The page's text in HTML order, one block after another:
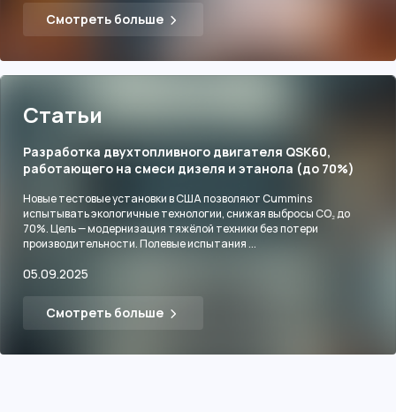
Смотреть больше
Статьи
Разработка двухтопливного двигателя QSK60,
работающего на смеси дизеля и этанола (до 70%)
Новые тестовые установки в США позволяют Cummins
испытывать экологичные технологии, снижая выбросы CO₂ до
70%. Цель — модернизация тяжёлой техники без потери
производительности. Полевые испытания ...
05.09.2025
Смотреть больше